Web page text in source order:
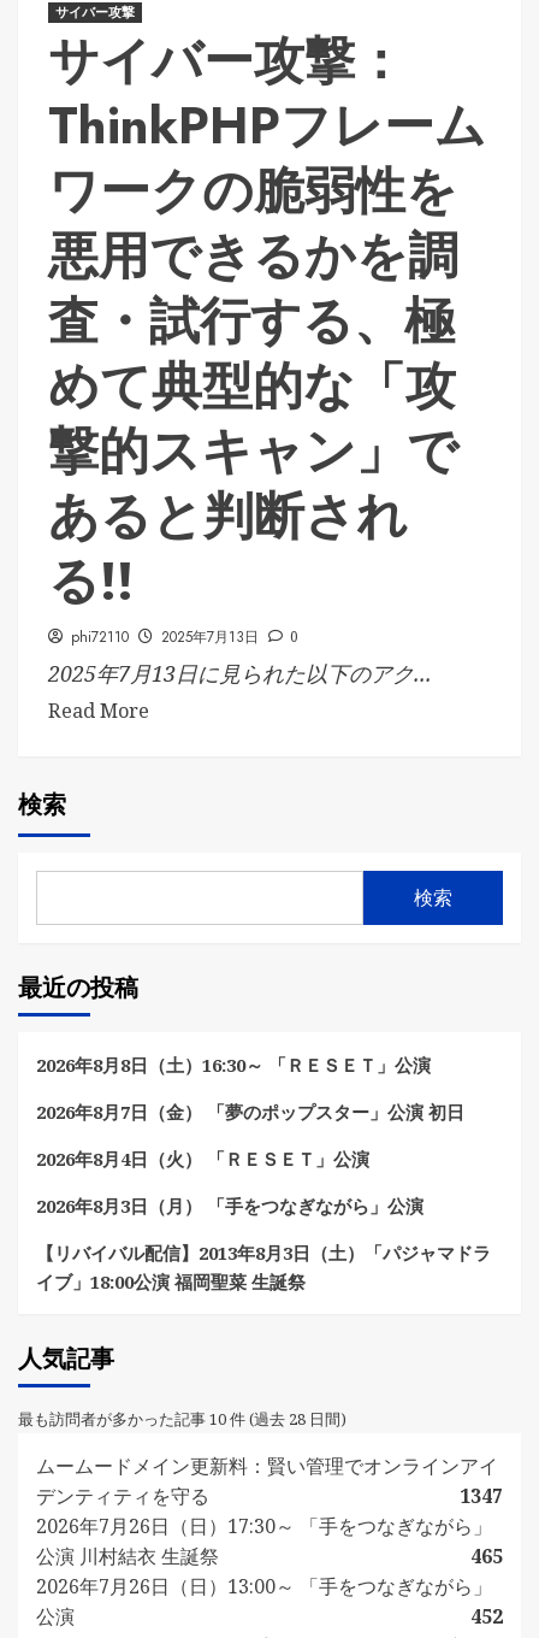
サイバー攻撃
サイバー攻撃：
ThinkPHPフレーム
ワークの脆弱性を
悪用できるかを調
査・試行する、極
めて典型的な「攻
撃的スキャン」で
あると判断され
る!!
phi72110 2025年7月13日 0
2025年7月13日に見られた以下のアク...
Read More
検索
検索
最近の投稿
2026年8月8日（土）16:30～ 「ＲＥＳＥＴ」公演
2026年8月7日（金） 「夢のポップスター」公演 初日
2026年8月4日（火） 「ＲＥＳＥＴ」公演
2026年8月3日（月） 「手をつなぎながら」公演
【リバイバル配信】2013年8月3日（土）「パジャマドラ
イブ」18:00公演 福岡聖菜 生誕祭
人気記事
最も訪問者が多かった記事 10 件 (過去 28 日間)
ムームードメイン更新料：賢い管理でオンラインアイ
デンティティを守る
1347
2026年7月26日（日）17:30～ 「手をつなぎながら」
公演 川村結衣 生誕祭
465
2026年7月26日（日）13:00～ 「手をつなぎながら」
公演
452